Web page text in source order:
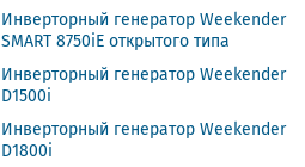
Инверторный генератор Weekender
SMART 8750iE открытого типа
Инверторный генератор Weekender
D1500i
Инверторный генератор Weekender
D1800i